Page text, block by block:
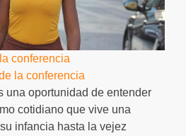
conferencia
la conferencia
una oportunidad de entender
cotidiano que vive una
infancia hasta la vejez